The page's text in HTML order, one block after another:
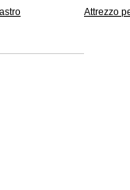
Attrezzo